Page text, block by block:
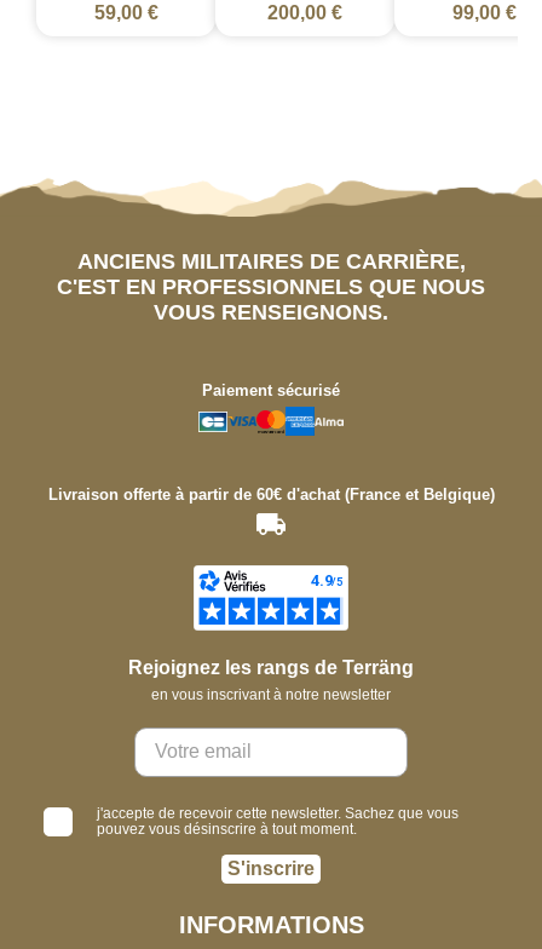
59,00 € 200,00 € 99,00 €
ANCIENS MILITAIRES DE CARRIÈRE,
C'EST EN PROFESSIONNELS QUE NOUS
VOUS RENSEIGNONS.
Paiement sécurisé
Livraison offerte à partir de 60€ d'achat (France et Belgique)
Rejoignez les rangs de Terräng
en vous inscrivant à notre newsletter
j'accepte de recevoir cette newsletter. Sachez que vous
pouvez vous désinscrire à tout moment.
S'inscrire
INFORMATIONS